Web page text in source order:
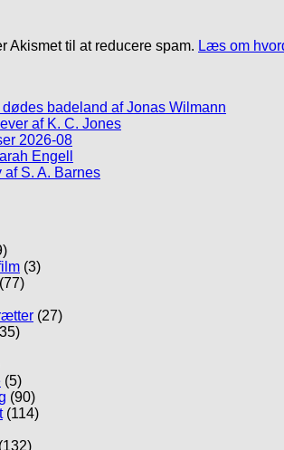
Akismet til at reducere spam. Læs om
badeland af Jonas Wilmann
af K. C. Jones
2026-08
Engell
af S. A. Barnes
(3)
(77)
(27)
(5)
(90)
(114)
(132)